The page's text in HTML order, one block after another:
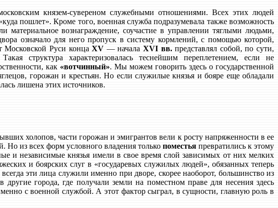
князем-сувереном служебными отношениями. Всех этих людей
пошлет». Кроме того, военная служба подразумевала также возможность
материальное вознаграждение, соучастие в управлении тяглыми людьми,
означало для него пропуск в систему кормлений, с помощью которой,
Московской Руси концаXV — началаXVI вв.представлял собой, по сути,
структура характеризовалась теснейшим переплетением, если не
как«вотчинный». Мы можем говорить здесь о государственной
горожан и крестьян. Но если служилые князья и бояре еще обладали
лишена этих источников.
холопов, части горожан и эмигрантов вели к росту напряженности в ее
Но из всех форм условного владения только поместьяпревратились к этому
и независимые князья имели в свое время слой зависимых от них мелких
и боярских слуг в «государевых служилых людей», обязанных теперь
эти лица служили именно при дворе, скорее наоборот, большинство из
города, где получали земли на поместном праве для несения здесь
с военной службой. А этот фактор сыграл, в сущности, главную роль в